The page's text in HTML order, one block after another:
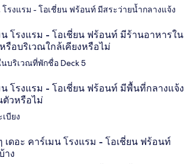
โรงแรม - โอเชี่ยน ฟร้อนท์ มีสระว่ายน้ำกลางแจ้ง
น โรงแรม - โอเชี่ยน ฟร้อนท์ มีร้านอาหารใน
อบริเวณใกล้เคียงหรือไม่
บริเวณที่พักชื่อ Deck 5
น โรงแรม - โอเชี่ยน ฟร้อนท์ มีพื้นที่กลางแจ้ง
ตัวหรือไม่
บียง
เดอะ คาร์เมน โรงแรม - โอเชี่ยน ฟร้อนท์
าง